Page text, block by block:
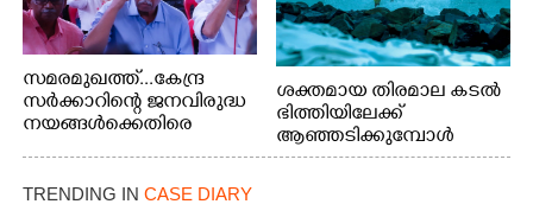
സമരമുഖത്ത്...കേന്ദ്ര
സർക്കാറിന്റെ ജനവിരുദ്ധ
നയങ്ങൾക്കെതിരെ
ഓഫീസിനു മുന്നിൽ
ശക്തമായ തിരമാല കടൽ
ഭിത്തിയിലേക്ക്
ആഞ്ഞടിക്കുമ്പോൾ
അപകടകരമായ രീതിയിൽ
TRENDING IN CASE DIARY